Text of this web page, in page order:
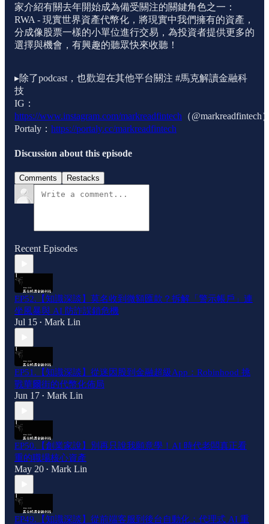
家介紹有關去年開始成為備受關注的關鍵角色之一：
RWA - 現實世界資產代幣化，將現實中我們擁有的資產，
分成像股票一樣的小單位進行交易，為投資者提供更多的
選擇與機會，有興趣的聽眾快來收聽！
▸除了podcast，也歡迎在其他平台關注 #馬克解讀金融科
技
IG：
https://www.instagram.com/markreadfintech （@markreadfintech
Portaly： https://portaly.cc/markreadfintech
Discussion about this episode
Comments Restacks
Recent Episodes
EP52.【知識深談】莫名收到微額匯款？拆解「警示帳戶」連
坐風暴與 AI 防詐誤鎖危機
Jul 15 • Mark Lin
EP51.【知識深談】從迷因股到金融超級App：Robinhood 挑
戰華爾街的代幣化佈局
Jun 17 • Mark Lin
EP50.【創業家說】別再只說我願意學！AI 時代老闆真正看
重的職場核心資產
May 20 • Mark Lin
EP49.【知識深談】從前端客服到後台自動化：代理式 AI 重